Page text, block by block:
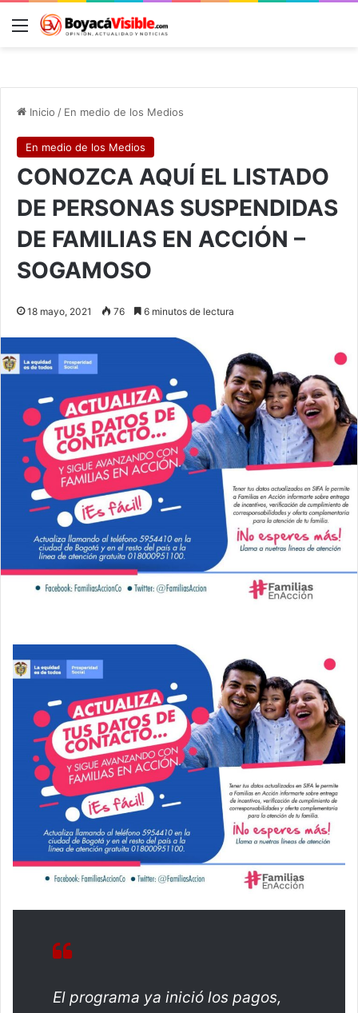
Menú
Inicio / En medio de los Medios
En medio de los Medios
CONOZCA AQUÍ EL LISTADO
DE PERSONAS SUSPENDIDAS
DE FAMILIAS EN ACCIÓN –
SOGAMOSO
18 mayo, 2021 76 6 minutos de lectura
El programa ya inició los pagos,